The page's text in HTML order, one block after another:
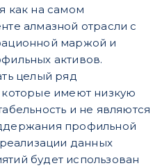
как на самом
алмазной отрасли с
маржой и
активов.
целый ряд
имеют низкую
и не являются
профильной
данных
будет использован